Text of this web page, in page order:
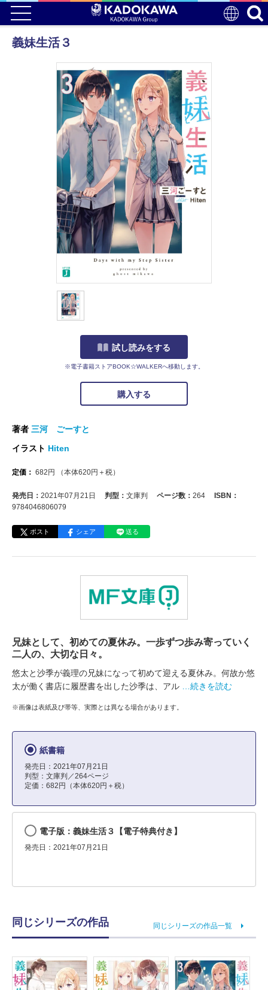
義妹生活３
試し読みをする
※電子書籍ストアBOOK☆WALKERへ移動します。
購入する
著者 三河 ごーすと
イラスト Hiten
定価： 682 円 （本体620円＋税）
発売日： 2021年07月21日 判型： 文庫判 ページ数： 264
ISBN：
9784046806079
ポスト シェア 送る
兄妹として、初めての夏休み。一歩ずつ歩み寄っていく
二人の、大切な日々。
悠太と沙季が義理の兄妹になって初めて迎える夏休み。何故か悠
太が働く書店に履歴書を出した沙季は、アル
…続きを読む
※画像は表紙及び帯等、実際とは異なる場合があります。
紙書籍
発売日：2021年07月21日
判型：文庫判／264ページ
定価：682円（本体620円＋税）
電子版：義妹生活３【電子特典付き】
発売日：2021年07月21日
同じシリーズの作品 同じシリーズの作品一覧